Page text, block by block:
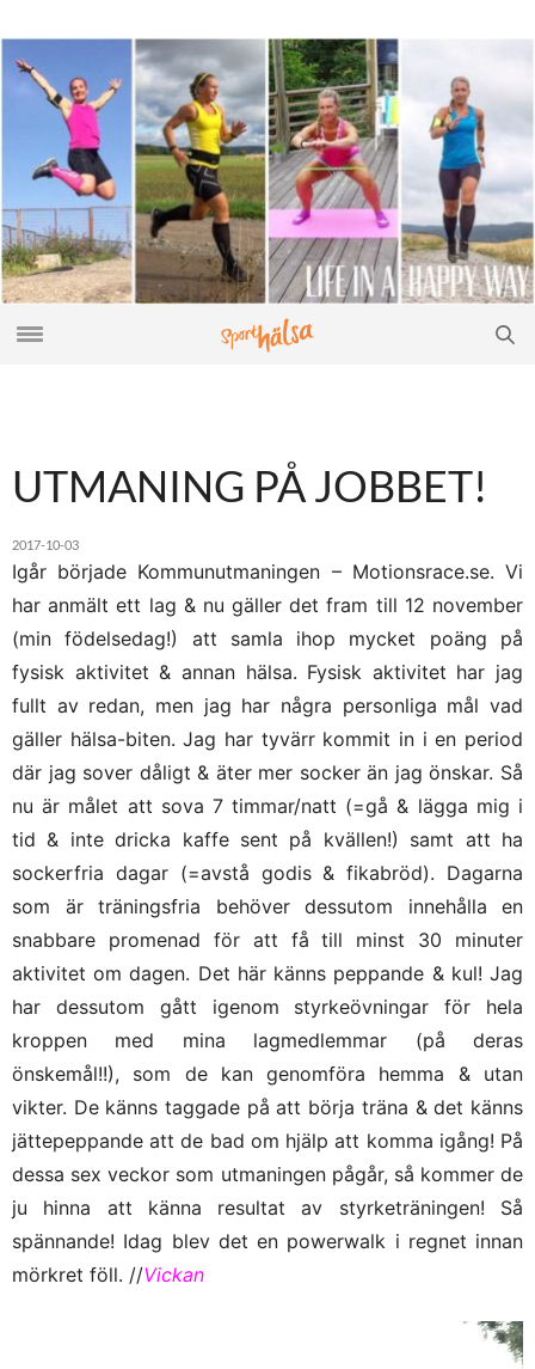
UTMANING PÅ JOBBET!
2017-10-03
Igår började Kommunutmaningen – Motionsrace.se. Vi
har anmält ett lag & nu gäller det fram till 12 november
(min födelsedag!) att samla ihop mycket poäng på
fysisk aktivitet & annan hälsa. Fysisk aktivitet har jag
fullt av redan, men jag har några personliga mål vad
gäller hälsa-biten. Jag har tyvärr kommit in i en period
där jag sover dåligt & äter mer socker än jag önskar. Så
nu är målet att sova 7 timmar/natt (=gå & lägga mig i
tid & inte dricka kaffe sent på kvällen!) samt att ha
sockerfria dagar (=avstå godis & fikabröd). Dagarna
som är träningsfria behöver dessutom innehålla en
snabbare promenad för att få till minst 30 minuter
aktivitet om dagen. Det här känns peppande & kul! Jag
har dessutom gått igenom styrkeövningar för hela
kroppen med mina lagmedlemmar (på deras
önskemål!!), som de kan genomföra hemma & utan
vikter. De känns taggade på att börja träna & det känns
jättepeppande att de bad om hjälp att komma igång! På
dessa sex veckor som utmaningen pågår, så kommer de
ju hinna att känna resultat av styrketräningen! Så
spännande! Idag blev det en powerwalk i regnet innan
mörkret föll. //Vickan